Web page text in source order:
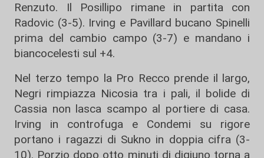
Renzuto. Il Posillipo rimane in partita con
Radovic (3-5). Irving e Pavillard bucano Spinelli
prima del cambio campo (3-7) e mandano i
biancocelesti sul +4.
Nel terzo tempo la Pro Recco prende il largo,
Negri rimpiazza Nicosia tra i pali, il bolide di
Cassia non lasca scampo al portiere di casa.
Irving in controfuga e Condemi su rigore
portano i ragazzi di Sukno in doppia cifra (3-
10). Porzio dopo otto minuti di digiuno torna a